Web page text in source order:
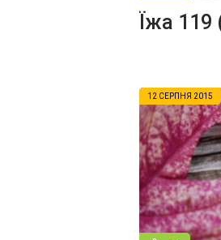
Їжа
12 СЕРПНЯ 2015